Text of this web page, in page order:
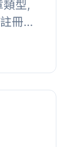
型,
冊佈